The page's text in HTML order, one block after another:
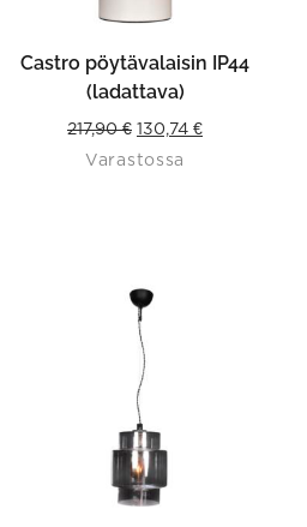
Castro pöytävalaisin IP44
(ladattava)
217,90€ Original
price
130,74 €Current
Varastossa